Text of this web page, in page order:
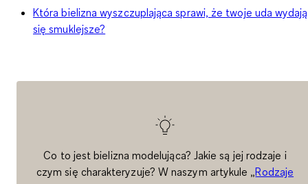
Która bielizna wyszczuplająca sprawi, że twoje uda wydają
się smuklejsze?
Co to jest bielizna modelująca? Jakie są jej rodzaje i
czym się charakteryzuje? W naszym artykule „Rodzaje